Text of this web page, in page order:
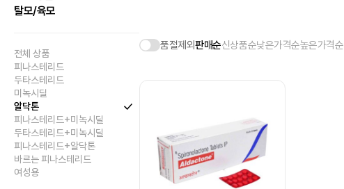
탈모/육모
전체 상품
피나스테리드
두타스테리드
미녹시딜
알닥톤
피나스테리드+미녹시딜
두타스테리드+미녹시딜
피나스테리드+알닥톤
바르는 피나스테리드
여성용
품절제외판매순신상품순낮은가격순높은가격순